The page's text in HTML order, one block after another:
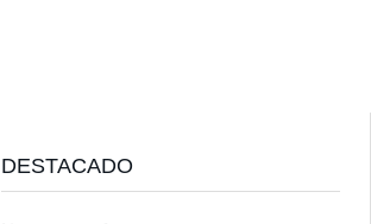
DESTACADO